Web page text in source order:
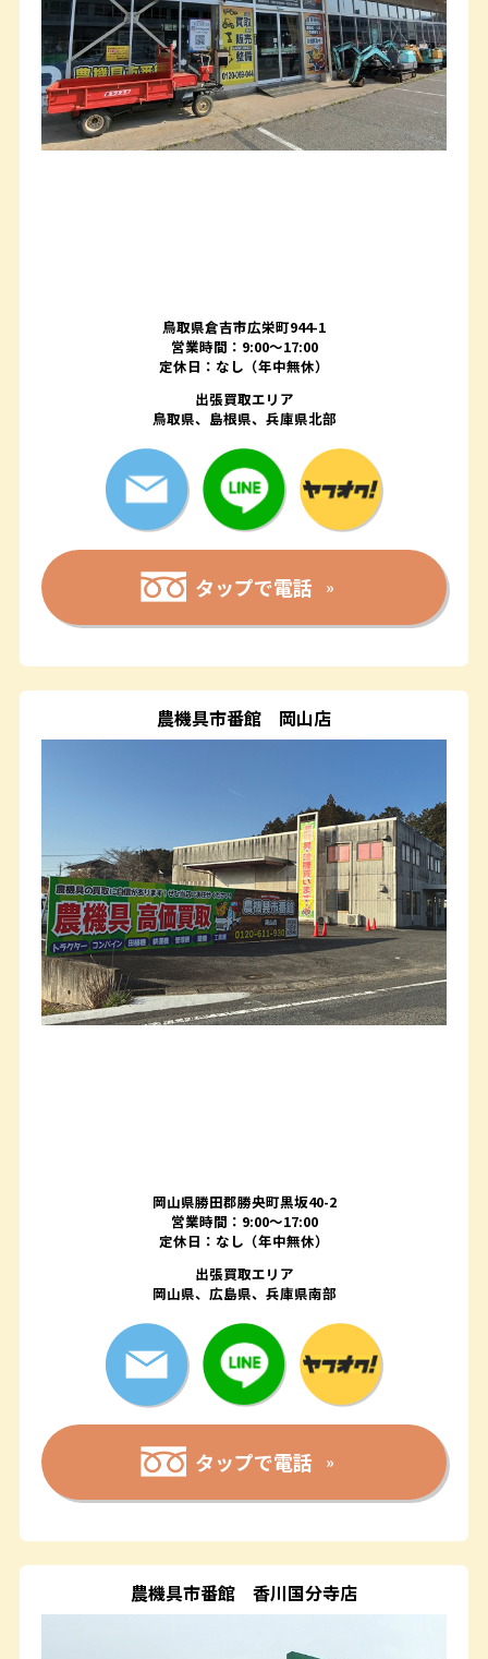
鳥取県倉吉市広栄町944-1
営業時間：9:00～17:00
定休日：なし（年中無休）
出張買取エリア
鳥取県、島根県、兵庫県北部
タップで電話
農機具市番館 岡山店
岡山県勝田郡勝央町黒坂40-2
営業時間：9:00～17:00
定休日：なし（年中無休）
出張買取エリア
岡山県、広島県、兵庫県南部
タップで電話
農機具市番館 香川国分寺店